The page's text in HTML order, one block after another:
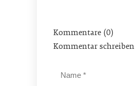
Kommentare (0)
Kommentar schreiben